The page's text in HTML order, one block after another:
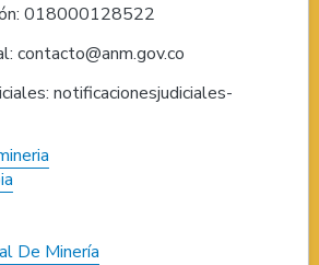
018000128522
contacto@anm.gov.co
notificacionesjudiciales-
De Minería